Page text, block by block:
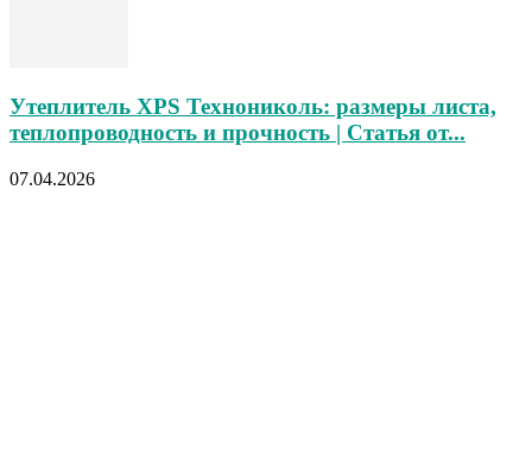
Утеплитель XPS Технониколь: размеры листа,
теплопроводность и прочность | Статья от...
07.04.2026